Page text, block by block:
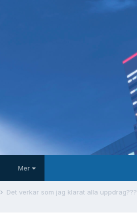
Mer
Det verkar som jag klarat alla uppdrag???